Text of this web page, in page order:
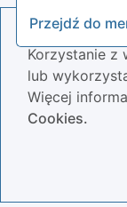
Przejdź do
Nasza strona
Korzystanie z
lub
Więcej
Cookies.